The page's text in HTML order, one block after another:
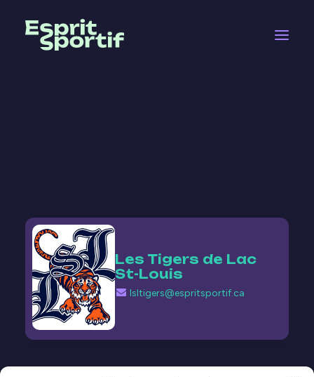
Les Tigers de Lac
St-Louis
lsltigers@espritsportif.ca